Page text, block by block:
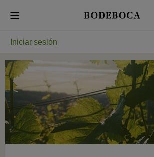
Iniciar sesión